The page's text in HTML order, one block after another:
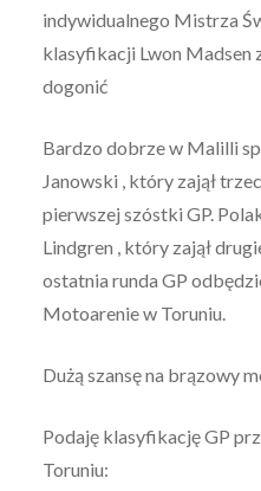
indywidualnego Mistrza
klasyfikacji Lwon Madsen
dogonić
Bardzo dobrze w Malilli
Janowski , który zajął
pierwszej szóstki GP.
Lindgren , który zajął
ostatnia runda GP
Motoarenie w Toruniu.
Dużą szansę na brązowy
Podaję klasyfikację GP
Toruniu: